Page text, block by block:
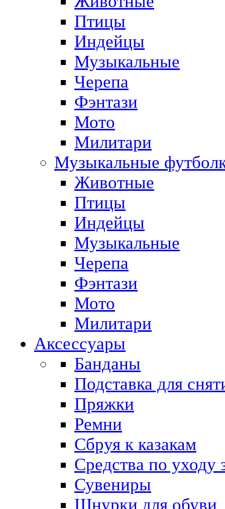
Птицы
Индейцы
Музыкальные
Черепа
Фэнтази
Мото
Милитари
Музыкальные
Животные
Птицы
Индейцы
Музыкальные
Черепа
Фэнтази
Мото
Милитари
Аксессуары
Банданы
Подставка для
Пряжки
Ремни
Сбруя к казакам
Средства по уходу
Сувениры
Шнурки для обуви